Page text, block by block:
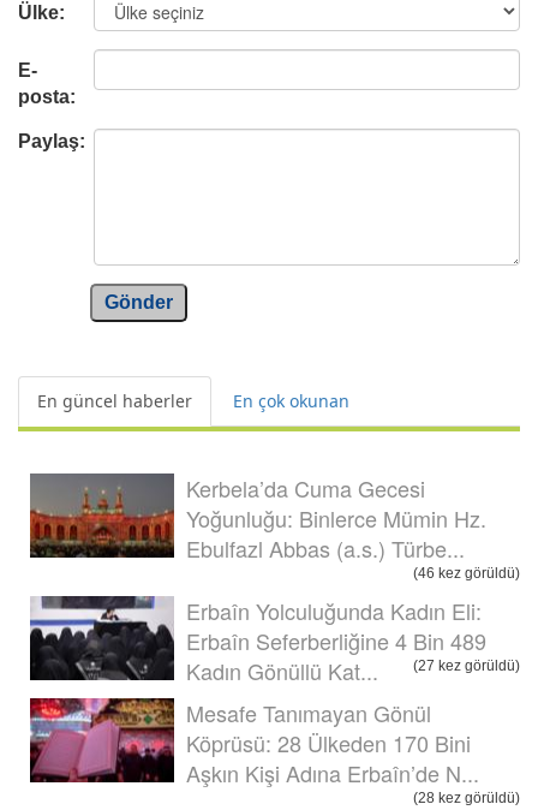
Ülke:
E-
posta:
Paylaş:
Gönder
En güncel haberler En çok okunan
Kerbela’da Cuma Gecesi
Yoğunluğu: Binlerce Mümin Hz.
Ebulfazl Abbas (a.s.) Türbe...
(46 kez görüldü)
Erbaîn Yolculuğunda Kadın Eli:
Erbaîn Seferberliğine 4 Bin 489
Kadın Gönüllü Kat...
(27 kez görüldü)
Mesafe Tanımayan Gönül
Köprüsü: 28 Ülkeden 170 Bini
Aşkın Kişi Adına Erbaîn’de N...
(28 kez görüldü)